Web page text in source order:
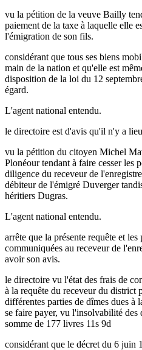
vu la pétition de la veuve Bailly
paiement de la taxe à laquelle elle
l'émigration de son fils.
considérant que tous ses biens
main de la nation et qu'elle est
disposition de la loi du 12
égard.
L'agent national entendu.
le directoire est d'avis qu'il n'y a
vu la pétition du citoyen Michel
Plonéour tendant à faire cesser les
diligence du receveur de
débiteur de l'émigré Duverger
héritiers Dugras.
L'agent national entendu.
arrête que la présente requête et
communiquées au receveur de
avoir son avis.
le directoire vu l'état des frais de
à la requête du receveur du district
différentes parties de dîmes dues
se faire payer, vu l'insolvabilité des
somme de 177 livres 11s 9d
considérant que le décret du 6 juin